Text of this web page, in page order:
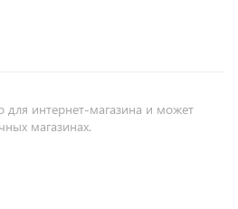
для интернет-магазина и может
магазинах.